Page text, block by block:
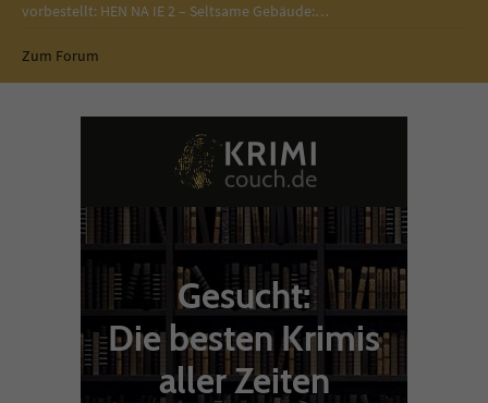
vorbestellt: HEN NA IE 2 – Seltsame Gebäude:…
Zum Forum
Gesucht:
Die besten Krimis
aller Zeiten